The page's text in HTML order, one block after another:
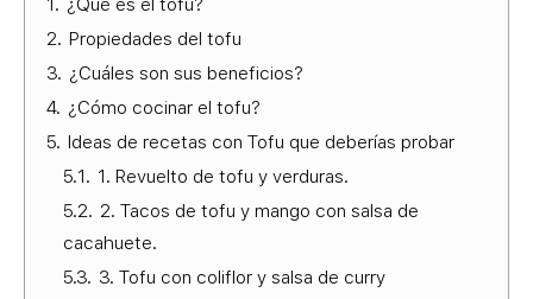
2. Propiedades del tofu
3. ¿Cuáles son sus beneficios?
4. ¿Cómo cocinar el tofu?
5. Ideas de recetas con Tofu que deberías probar
5.1. 1. Revuelto de tofu y verduras.
5.2. 2. Tacos de tofu y mango con salsa de
cacahuete.
5.3. 3. Tofu con coliflor y salsa de curry